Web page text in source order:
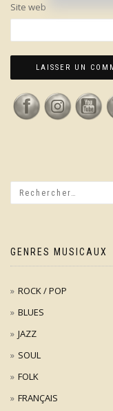
Site web
GENRES MUSICAUX
ROCK / POP
BLUES
JAZZ
SOUL
FOLK
FRANÇAIS